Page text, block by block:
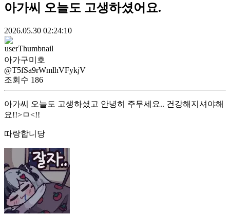
아가씨 오늘도 고생하셨어요.
2026.05.30 02:24:10
아가구미호
@T5fSa9rWmlhVFykjV
조회수 186
아가씨 오늘도 고생하셨고 안녕히 주무세요.. 건강해지셔야해
요!!>ㅁ<!!
따랑합니당